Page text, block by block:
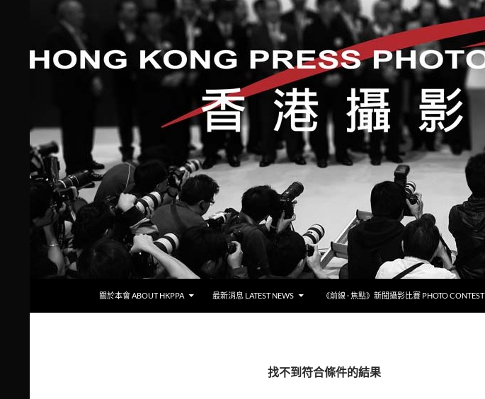
香港攝影記者協會
關於本會 ABOUT HKPPA
最新消息 LATEST NEWS 《前線 · 焦點》新聞攝影比賽 PHOTO CONTEST
找不到符合條件的結果